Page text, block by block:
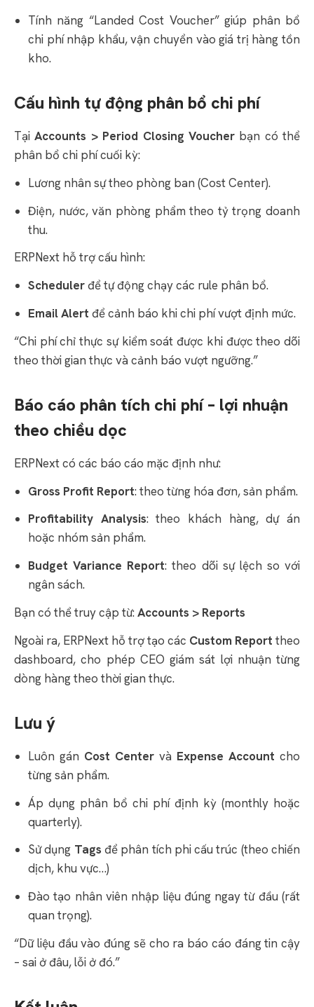
Tính năng “Landed Cost Voucher” giúp phân bổ
chi phí nhập khẩu, vận chuyển vào giá trị hàng tồn
kho.
Cấu hình tự động phân bổ chi phí
TạiAccounts > Period Closing Voucherbạn có thể
phân bổ chi phí cuối kỳ:
Lương nhân sự theo phòng ban (Cost Center).
Điện, nước, văn phòng phẩm theo tỷ trọng doanh
thu.
ERPNext hỗ trợ cấu hình:
Schedulerđể tự động chạy các rule phân bổ.
Email Alert để cảnh báo khi chi phí vượt định mức.
“Chi phí chỉ thực sự kiểm soát được khi được theo dõi
theo thời gian thực và cảnh báo vượt ngưỡng.”
Báo cáo phân tích chi phí – lợi nhuận
theo chiều dọc
ERPNext có các báo cáo mặc định như:
Gross Profit Report: theo từng hóa đơn, sản phẩm.
Profitability Analysis: theo khách hàng, dự án
hoặc nhóm sản phẩm.
Budget Variance Report: theo dõi sự lệch so với
ngân sách.
Bạn có thể truy cập từ:Accounts > Reports
Ngoài ra, ERPNext hỗ trợ tạo các Custom Report theo
dashboard, cho phép CEO giám sát lợi nhuận từng
dòng hàng theo thời gian thực.
Lưu ý
Luôn gán Cost Center và Expense Account cho
từng sản phẩm.
Áp dụng phân bổ chi phí định kỳ (monthly hoặc
quarterly).
Sử dụng Tags để phân tích phi cấu trúc (theo chiến
dịch, khu vực…)
Đào tạo nhân viên nhập liệu đúng ngay từ đầu (rất
quan trọng).
“Dữ liệu đầu vào đúng sẽ cho ra báo cáo đáng tin cậy
– sai ở đâu, lỗi ở đó.”